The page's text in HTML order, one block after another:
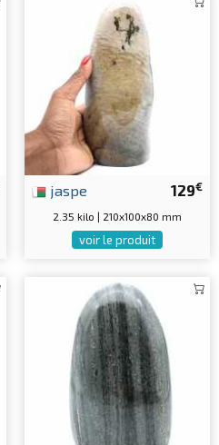
129€
jaspe
2.35 kilo | 210x100x80 mm
voir le produit